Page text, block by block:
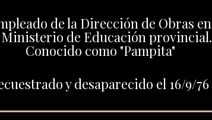
de la Dirección de Obras en
de Educación provincial.
Conocido como "Pampita"
y desaparecido el 16/9/76